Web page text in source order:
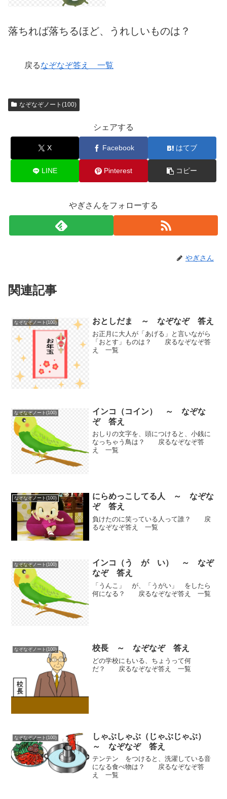
落ちれば落ちるほど、うれしいものは？
戻るなぞなぞ答え 一覧
なぞなぞノート(100)
シェアする
X Facebook はてブ
LINE Pinterest コピー
やぎさんをフォローする
やぎさん
関連記事
なぞなぞノート(100) おとしだま ～ なぞなぞ 答え
お正月に大人が「あげる」と言いながら
「おとす」ものは？ 戻るなぞなぞ答
え 一覧
なぞなぞノート(100)
インコ（コイン） ～ なぞな
ぞ 答え
おしりの文字を、頭につけると、小銭に
なっちゃう鳥は？ 戻るなぞなぞ答
え 一覧
なぞなぞノート(100)
にらめっこしてる人 ～ なぞな
ぞ 答え
負けたのに笑っている人って誰？ 戻
るなぞなぞ答え 一覧
なぞなぞノート(100)
インコ（う が い） ～ なぞ
なぞ 答え
「うんこ」 が、「うがい」 をしたら
何になる？ 戻るなぞなぞ答え 一覧
なぞなぞノート(100) 校長 ～ なぞなぞ 答え
どの学校にもいる、ちょうって何
だ？ 戻るなぞなぞ答え 一覧
なぞなぞノート(100)
しゃぶしゃぶ（じゃぶじゃぶ）
～ なぞなぞ 答え
テンテン をつけると、洗濯している音
になる食べ物は？ 戻るなぞなぞ答
え 一覧